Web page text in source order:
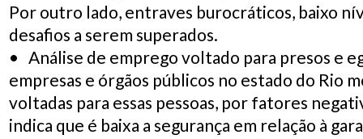
Por outro lado, entraves burocráticos, baixo
desafios a serem superados.
• Análise de emprego voltado para presos e
empresas e órgãos públicos no estado do Rio
voltadas para essas pessoas, por fatores
indica que é baixa a segurança em relação à